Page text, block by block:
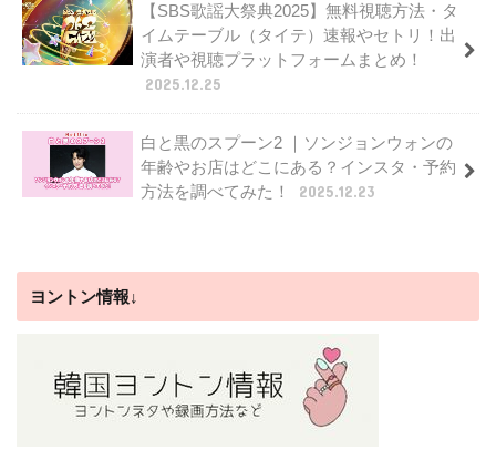
【SBS歌謡大祭典2025】無料視聴方法・タ
イムテーブル（タイテ）速報やセトリ！出
演者や視聴プラットフォームまとめ！
2025.12.25
白と黒のスプーン2 ｜ソンジョンウォンの
年齢やお店はどこにある？インスタ・予約
方法を調べてみた！
2025.12.23
ヨントン情報↓